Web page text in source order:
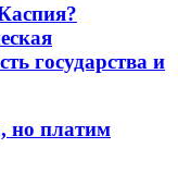
государства и
но платим